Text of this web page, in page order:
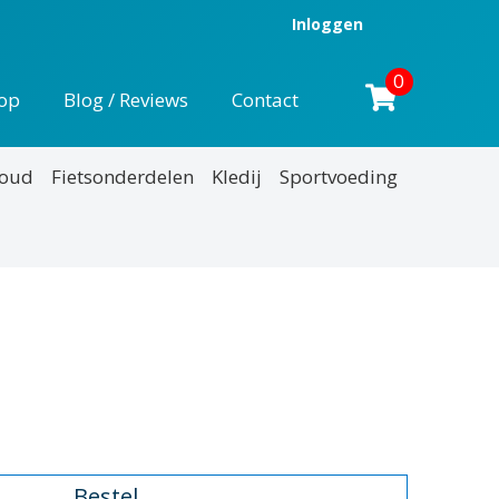
Inloggen
Blog / Reviews Contact
0
Fietsonderdelen Kledij Sportvoeding